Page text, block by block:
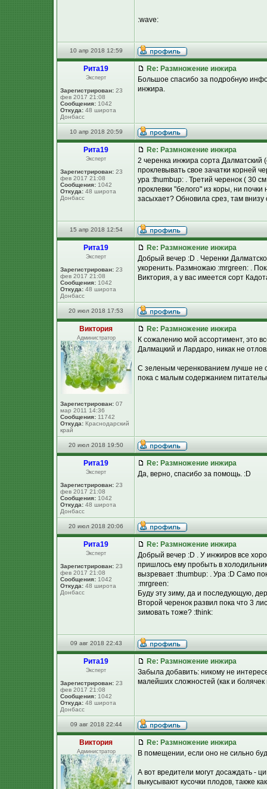
:wave:
10 апр 2018 12:59
Рита19
Эксперт
Зарегистрирован: 23
фев 2017 21:08
Сообщения: 1042
Откуда: 48 широта
Донбасс
Re: Размножение инжира
Большое спасибо за подробную
инжира.
10 апр 2018 20:59
Рита19
Эксперт
Зарегистрирован: 23
фев 2017 21:08
Сообщения: 1042
Откуда: 48 широта
Донбасс
Re: Размножение инжира
2 черенка инжира сорта
проклевывать свое зачатки корней
ура :thumbup: . Третий черенок ( 30
проклевки "белого" из коры, ни
засыхает? Обновила срез, там
15 апр 2018 12:54
Рита19
Эксперт
Зарегистрирован: 23
фев 2017 21:08
Сообщения: 1042
Откуда: 48 широта
Донбасс
Re: Размножение инжира
Добрый вечер :D . Черенки
укоренить. Размножаю :mrgreen: .
Виктория, а у вас имеется сорт
20 июл 2018 17:53
Виктория
Администратор
Зарегистрирован: 07
мар 2011 14:36
Сообщения: 11742
Откуда: Краснодарский
край
Re: Размножение инжира
К сожалению мой ассортимент, это
Далмацкий и Лардаро, никак не
С зеленым черенкованием лучше не
пока с малым содержанием
20 июл 2018 19:50
Рита19
Эксперт
Зарегистрирован: 23
фев 2017 21:08
Сообщения: 1042
Откуда: 48 широта
Донбасс
Re: Размножение инжира
Да, верно, спасибо за помощь. :D
20 июл 2018 20:06
Рита19
Эксперт
Зарегистрирован: 23
фев 2017 21:08
Сообщения: 1042
Откуда: 48 широта
Донбасс
Re: Размножение инжира
Добрый вечер :D . У инжиров все
пришлось ему пробыть в
вызревает :thumbup: . Ура :D Само
:mrgreen:
Буду эту зиму, да и последующую,
Второй черенок развил пока что 3
зимовать тоже? :think:
09 авг 2018 22:43
Рита19
Эксперт
Зарегистрирован: 23
фев 2017 21:08
Сообщения: 1042
Откуда: 48 широта
Донбасс
Re: Размножение инжира
Забыла добавить: никому не
малейших сложностей (как и
09 авг 2018 22:44
Виктория
Администратор
Re: Размножение инжира
В помещении, если оно не сильно
А вот вредители могут досаждать -
выкусывают кусочки плодов, также